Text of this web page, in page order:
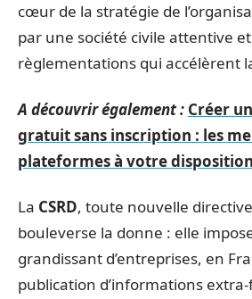
cœur de la stratégie de
par une société civile attentive
règlementations qui accélèrent
A découvrir également : Créer
gratuit sans inscription : les
plateformes à votre disposition
La CSRD, toute nouvelle
bouleverse la donne : elle
grandissant d’entreprises, en
publication d’informations